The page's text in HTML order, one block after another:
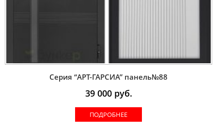
Серия “AРT-ГАРСИА” панель№88
39 000руб.
ПОДРОБНЕЕ